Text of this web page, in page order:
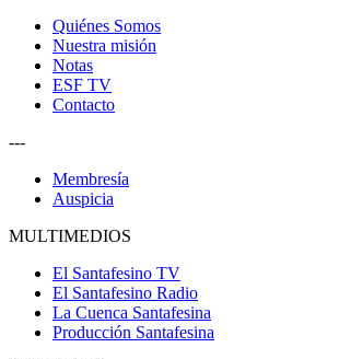
Quiénes Somos
Nuestra misión
Notas
ESF TV
Contacto
---
Membresía
Auspicia
MULTIMEDIOS
El Santafesino TV
El Santafesino Radio
La Cuenca Santafesina
Producción Santafesina